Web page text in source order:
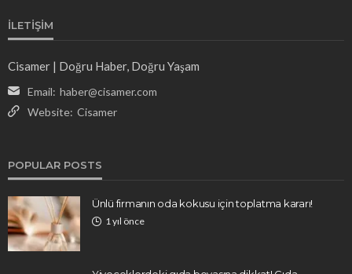
İLETIŞIM
Cisamer | Doğru Haber, Doğru Yaşam
Email: haber@cisamer.com
Website: Cisamer
POPULAR POSTS
Ünlü firmanın oda kokusu için toplatma kararı!
1 yıl önce